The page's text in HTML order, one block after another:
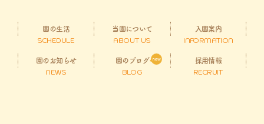
園の生活
SCHEDULE
当園について
ABOUT US
入園案内
INFORMATION
園のお知らせ
NEWS
園のブログ
BLOG
採用情報
RECRUIT